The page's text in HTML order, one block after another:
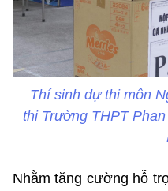
Thí sinh dự thi môn
thi Trường THPT
Nhằm tăng cường hỗ